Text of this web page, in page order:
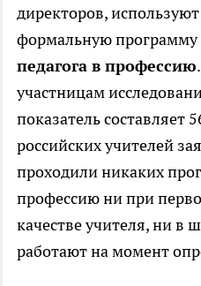
директоров,
формальную программу
педагога в профессию
участницам
показатель составляет
российских учителей
проходили никаких
профессию ни при
качестве учителя, ни в
работают на момент